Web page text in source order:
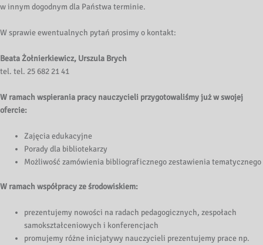
w innym dogodnym dla Państwa terminie.
W sprawie ewentualnych pytań prosimy o kontakt:
Beata Żołnierkiewicz, Urszula Brych
tel. tel. 25 682 21 41
W ramach wspierania pracy nauczycieli przygotowaliśmy już w swojej
ofercie:
Zajęcia edukacyjne
Porady dla bibliotekarzy
Możliwość zamówienia bibliograficznego zestawienia tematycznego
W ramach współpracy ze środowiskiem:
prezentujemy nowości na radach pedagogicznych, zespołach
samokształceniowych i konferencjach
promujemy różne inicjatywy nauczycieli prezentujemy prace np.